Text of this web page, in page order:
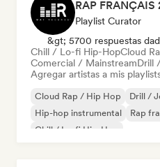
Playlist Curator
&gt; 5700 respuestas
Chill / Lo-fi Hip-HopCloud
Comercial / MainstreamDrill
Agregar artistas a mis
Cloud Rap / Hip Hop Drill /
Hip-hop instrumental
Rap
Chill / Lo-fi Hip-Hop